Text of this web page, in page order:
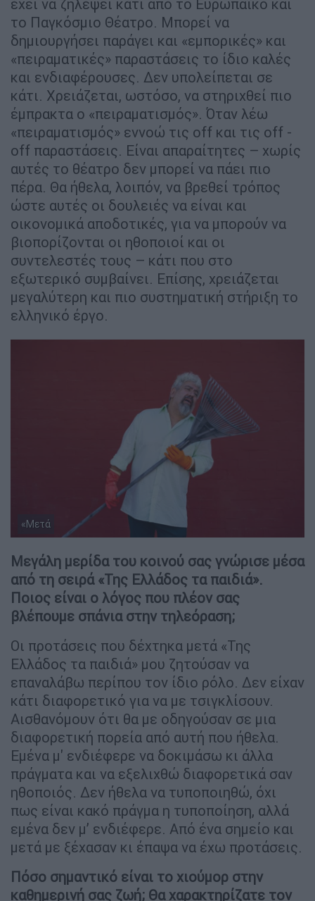
έχει να ζηλέψει κάτι από το Ευρωπαϊκό και
το Παγκόσμιο Θέατρο. Μπορεί να
δημιουργήσει παράγει και «εμπορικές» και
«πειραματικές» παραστάσεις το ίδιο καλές
και ενδιαφέρουσες. Δεν υπολείπεται σε
κάτι. Χρειάζεται, ωστόσο, να στηριχθεί πιο
έμπρακτα ο «πειραματισμός». Όταν λέω
«πειραματισμός» εννοώ τις off και τις off -
off παραστάσεις. Είναι απαραίτητες – χωρίς
αυτές το θέατρο δεν μπορεί να πάει πιο
πέρα. Θα ήθελα, λοιπόν, να βρεθεί τρόπος
ώστε αυτές οι δουλειές να είναι και
οικονομικά αποδοτικές, για να μπορούν να
βιοπορίζονται οι ηθοποιοί και οι
συντελεστές τους – κάτι που στο
εξωτερικό συμβαίνει. Επίσης, χρειάζεται
μεγαλύτερη και πιο συστηματική στήριξη το
ελληνικό έργο.
«Μετά
Μεγάλη μερίδα του κοινού σας γνώρισε μέσα
από τη σειρά «Της Ελλάδος τα παιδιά».
Ποιος είναι ο λόγος που πλέον σας
βλέπουμε σπάνια στην τηλεόραση;
Οι προτάσεις που δέχτηκα μετά «Της
Ελλάδος τα παιδιά» μου ζητούσαν να
επαναλάβω περίπου τον ίδιο ρόλο. Δεν είχαν
κάτι διαφορετικό για να με τσιγκλίσουν.
Αισθανόμουν ότι θα με οδηγούσαν σε μια
διαφορετική πορεία από αυτή που ήθελα.
Εμένα μ' ενδιέφερε να δοκιμάσω κι άλλα
πράγματα και να εξελιχθώ διαφορετικά σαν
ηθοποιός. Δεν ήθελα να τυποποιηθώ, όχι
πως είναι κακό πράγμα η τυποποίηση, αλλά
εμένα δεν μ’ ενδιέφερε. Από ένα σημείο και
μετά με ξέχασαν κι έπαψα να έχω προτάσεις.
Πόσο σημαντικό είναι το χιούμορ στην
καθημερινή σας ζωή; Θα χαρακτηρίζατε τον